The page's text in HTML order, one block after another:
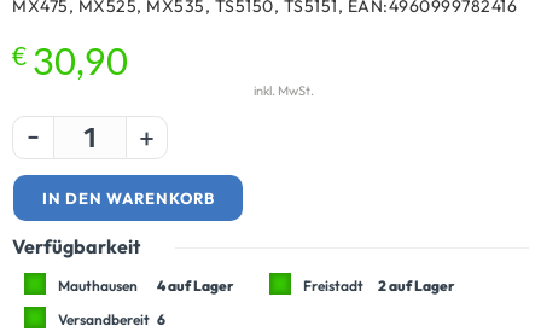
MX475, MX525, MX535, TS5150, TS5151, EAN:4960999782416
€ 30,90
inkl. MwSt.
- +
IN DEN WARENKORB
Verfügbarkeit
Mauthausen 4 auf Lager Freistadt
2 auf Lager
Versandbereit 6